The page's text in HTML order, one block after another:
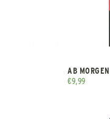
AB
€9,99